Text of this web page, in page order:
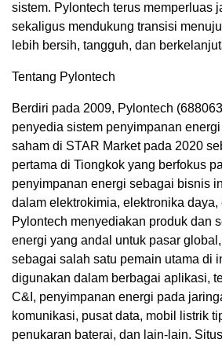
sistem. Pylontech terus memperluas
sekaligus mendukung transisi
lebih bersih, tangguh, dan
Tentang Pylontech
Berdiri pada 2009, Pylontech
penyedia sistem penyimpanan
saham di STAR Market pada 2020
pertama di Tiongkok yang berfokus
penyimpanan energi sebagai bisnis
dalam elektrokimia, elektronika daya,
Pylontech menyediakan produk dan
energi yang andal untuk pasar global,
sebagai salah satu pemain utama di
digunakan dalam berbagai aplikasi,
C&I, penyimpanan energi pada
komunikasi, pusat data, mobil listrik
penukaran baterai, dan lain-lain. Situs